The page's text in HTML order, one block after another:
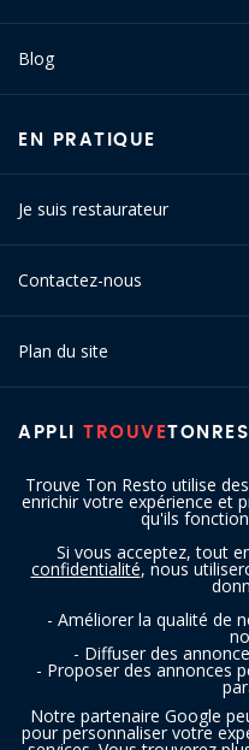
Trouve Ton Resto utilise
enrichir votre expérience et
qu'ils
Si vous acceptez, tout
confidentialité, nous
- Améliorer la qualité de
- Diffuser des
- Proposer des annonces
Notre partenaire Google
pour personnaliser votre
APPLI TROUVE
Blog
EN PRATIQUE
Je suis restaurateur
Contactez-nous
Plan du site
SUIVEZ-NOUS